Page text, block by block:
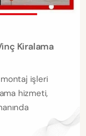
Kiralama
işleri
hizmeti,